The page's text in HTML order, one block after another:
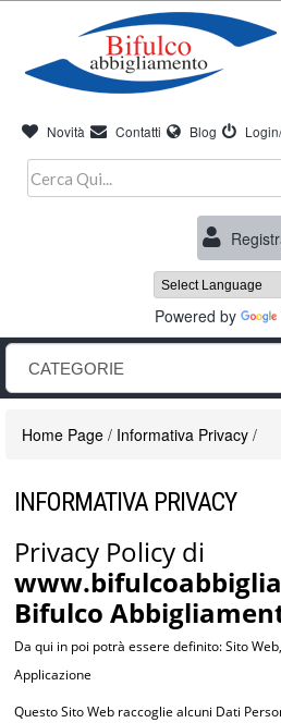
Novità Contatti Blog
Powered by
Home Page / Informativa Privacy /
INFORMATIVA PRIVACY
Privacy Policy di
Bifulco
Da qui in poi potrà essere definito: Sito
Applicazione
Questo Sito Web raccoglie alcuni Dati